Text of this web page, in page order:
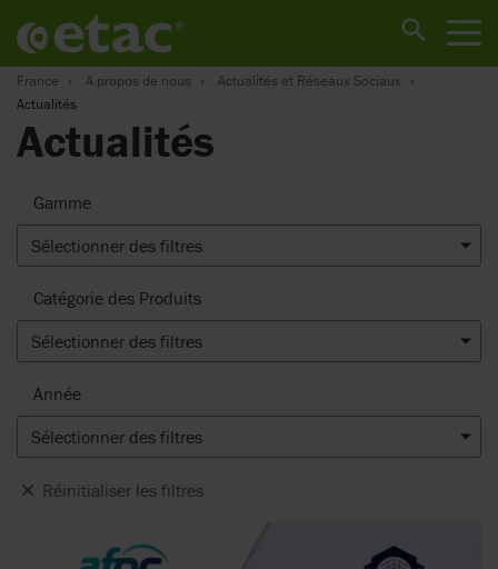
France A propos de nous
Actualités et Réseaux Sociaux
Actualités
Actualités
Gamme
Sélectionner des filtres
Catégorie des Produits
Sélectionner des filtres
Année
Sélectionner des filtres
Réinitialiser les filtres